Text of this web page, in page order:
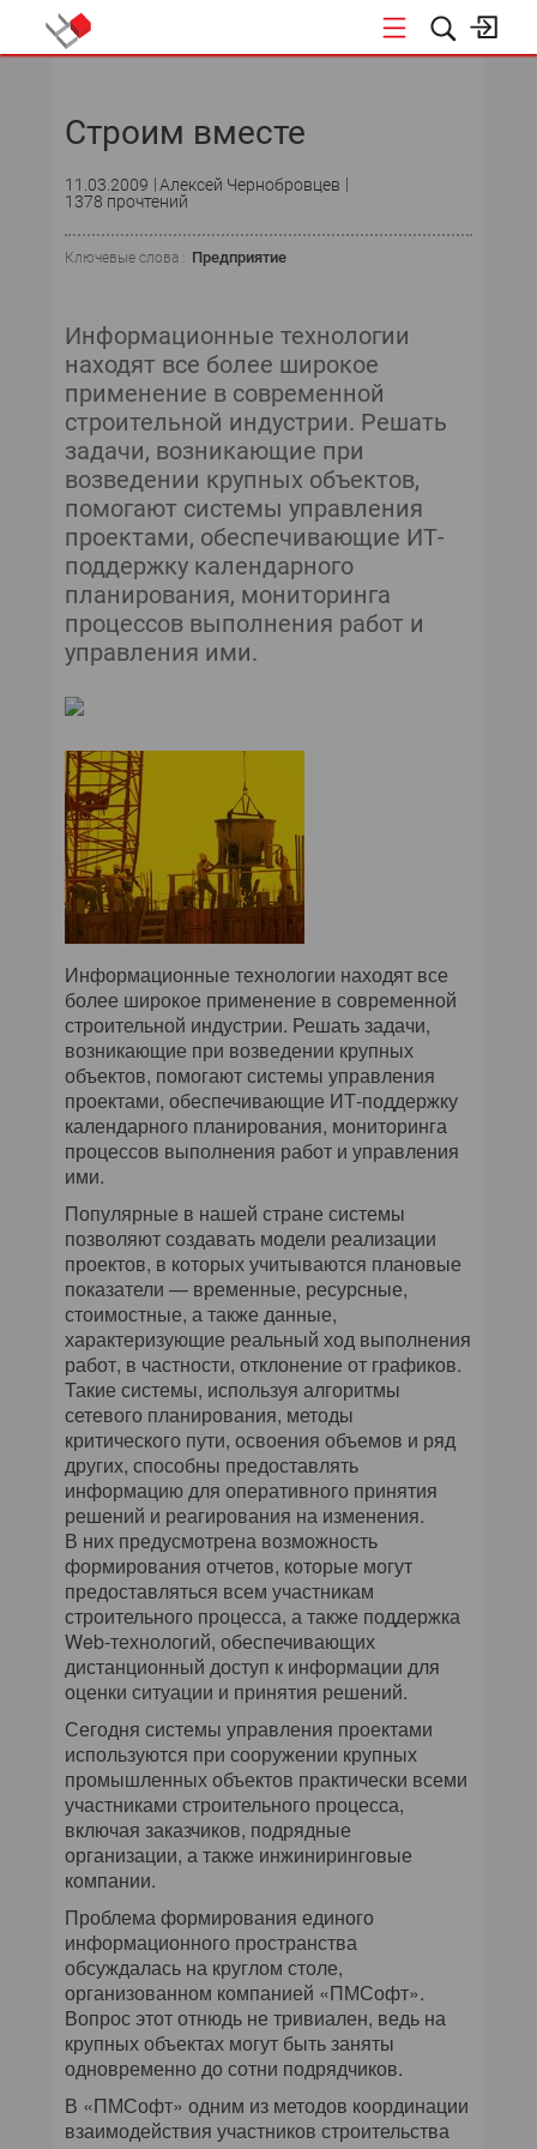
Строим вместе
11.03.2009
Алексей Чернобровцев
1378 прочтений
Ключевые слова : Предприятие
Информационные технологии
находят все более широкое
применение в современной
строительной индустрии. Решать
задачи, возникающие при
возведении крупных объектов,
помогают системы управления
проектами, обеспечивающие ИТ-
поддержку календарного
планирования, мониторинга
процессов выполнения работ и
управления ими.
Информационные технологии находят все
более широкое применение в современной
строительной индустрии. Решать задачи,
возникающие при возведении крупных
объектов, помогают системы управления
проектами, обеспечивающие ИТ-поддержку
календарного планирования, мониторинга
процессов выполнения работ и управления
ими.
Популярные в нашей стране системы
позволяют создавать модели реализации
проектов, в которых учитываются плановые
показатели — временные, ресурсные,
стоимостные, а также данные,
характеризующие реальный ход выполнения
работ, в частности, отклонение от графиков.
Такие системы, используя алгоритмы
сетевого планирования, методы
критического пути, освоения объемов и ряд
других, способны предоставлять
информацию для оперативного принятия
решений и реагирования на изменения.
В них предусмотрена возможность
формирования отчетов, которые могут
предоставляться всем участникам
строительного процесса, а также поддержка
Web-технологий, обеспечивающих
дистанционный доступ к информации для
оценки ситуации и принятия решений.
Сегодня системы управления проектами
используются при сооружении крупных
промышленных объектов практически всеми
участниками строительного процесса,
включая заказчиков, подрядные
организации, а также инжиниринговые
компании.
Проблема формирования единого
информационного пространства
обсуждалась на круглом столе,
организованном компанией «ПМСофт».
Вопрос этот отнюдь не тривиален, ведь на
крупных объектах могут быть заняты
одновременно до сотни подрядчиков.
В «ПМСофт» одним из методов координации
взаимодействия участников строительства